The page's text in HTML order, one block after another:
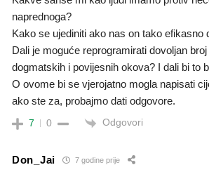
naprednoga?
Kako se ujediniti ako nas on tako efikasno
Dali je moguće reprogramirati dovoljan
dogmatskih i povijesnih okova? I dali bi to
O ovome bi se vjerojatno mogla napisati
ako ste za, probajmo dati odgovore.
7 0 Odgovori
Don_Jai 7 godine prije